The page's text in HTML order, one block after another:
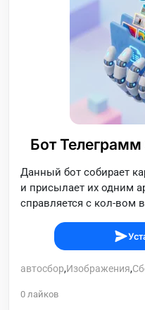
Бот
Данный бот собирает
и присылает их одним
справляется с кол-вом
автосбор,Изображения,
0 лайков